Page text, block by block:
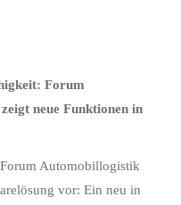
Forum
neue Funktionen in
Automobillogistik
vor: Ein neu in